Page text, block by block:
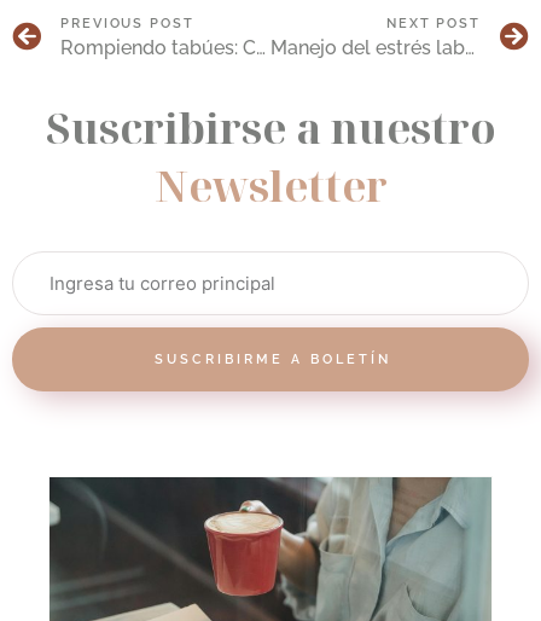
PREVIOUS POST
Rompiendo tabúes: Cómo construir una sexualidad positiva
NEXT POST
Manejo del estrés laboral: Buscando la igualdad salarial
Suscribirse a nuestro
Newsletter
SUSCRIBIRME A BOLETÍN